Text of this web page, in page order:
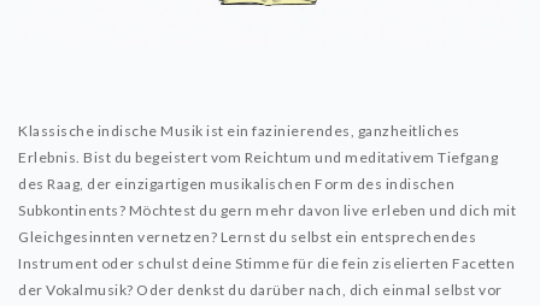
Klassische indische Musik ist ein fazinierendes, ganzheitliches
Erlebnis. Bist du begeistert vom Reichtum und meditativem Tiefgang
des Raag, der einzigartigen musikalischen Form des indischen
Subkontinents? Möchtest du gern mehr davon live erleben und dich mit
Gleichgesinnten vernetzen? Lernst du selbst ein entsprechendes
Instrument oder schulst deine Stimme für die fein ziselierten Facetten
der Vokalmusik? Oder denkst du darüber nach, dich einmal selbst vor